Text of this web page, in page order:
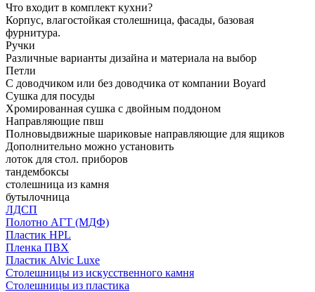
Что входит в комплект кухни?
Корпус, влагостойкая столешница, фасады, базовая
фурнитура.
Ручки
Различные варианты дизайна и материала на выбор
Петли
С доводчиком или без доводчика от компании Boyard
Сушка для посуды
Хромированная сушка с двойным поддоном
Направляющие пвш
Полновыдвижные шариковые направляющие для ящиков
Дополнительно можно установить
лоток для стол. приборов
тандембоксы
столешница из камня
бутылочница
ЛДСП
Полотно АГТ (МДФ)
Пластик HPL
Пленка ПВХ
Пластик Alvic Luxe
Столешницы из искусственного камня
Столешницы из пластика